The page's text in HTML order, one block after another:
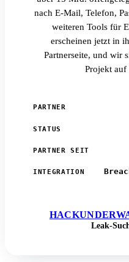
nach E-Mail, Telefon,
weiteren Tools für
erscheinen jetzt in
Partnerseite, und wir
Projekt auf
PARTNER
STATUS
PARTNER SEIT
INTEGRATION
Leak-